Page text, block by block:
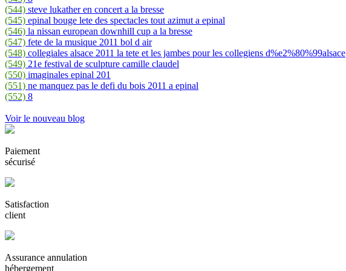
(544) steve lukather en concert a la bresse
(545) epinal bouge lete des spectacles tout azimut a epinal
(546) la nissan european downhill cup a la bresse
(547) fete de la musique 2011 bol d air
(548) collegiales alsace 2011 la tete et les jambes pour les collegiens d%e2%80%99alsace
(549) 21e festival de sculpture camille claudel
(550) imaginales epinal 201
(551) ne manquez pas le defi du bois 2011 a epinal
(552) 8
Voir le nouveau blog
Paiement
sécurisé
Satisfaction
client
Assurance annulation
hébergement